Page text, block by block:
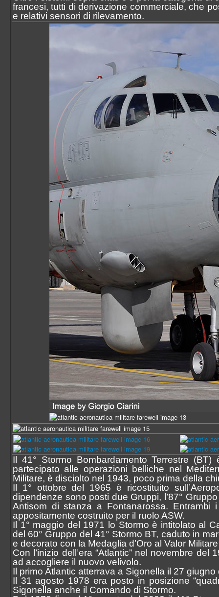
francesi, tutti di derivazione commerciale, che
e relativi sensori di rilevamento.
Il 41° Stormo Bombardamento Terrestre
partecipato alle operazioni belliche nel
Militare, è disciolto nel 1943, poco prima della
Il 1° ottobre del 1965 è ricostituito
dipendenze sono posti due Gruppi, l’87°
Antisom di stanza a Fontanarossa. Entrambi
appositamente costruito per il ruolo ASW.
Il 1° maggio del 1971 lo Stormo è intitolato al
del 60° Gruppo del 41° Stormo BT, caduto in
e decorato con la Medaglia d’Oro al Valor
Con l’inizio dell’era “Atlantic” nel novembre
ad accogliere il nuovo velivolo.
Il primo Atlantic atterrava a Sigonella il 27 giugno
Il 31 agosto 1978 era posto in posizione
Sigonella anche il Comando di Stormo.